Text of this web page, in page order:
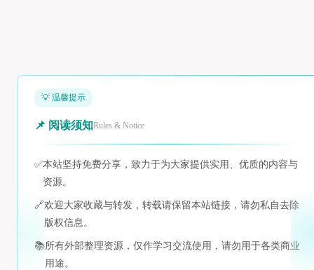
💡 温馨提示
📌 阅读须知Rules & Notice
✅本站坚持免费分享，致力于为大家提供实用、优质的内容与
资源。
🔗欢迎大家收藏与转发，转载请保留本站链接，请勿私自去除
版权信息。
📚所有外部整理资源，仅作学习交流使用，请勿用于各类商业
用途。